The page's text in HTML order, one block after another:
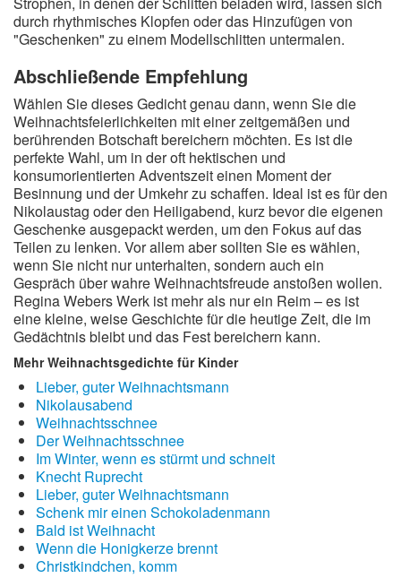
durch rhythmisches Klopfen oder das Hinzufügen von
"Geschenken" zu einem Modellschlitten untermalen.
Abschließende Empfehlung
Wählen Sie dieses Gedicht genau dann, wenn Sie die
Weihnachtsfeierlichkeiten mit einer zeitgemäßen und
berührenden Botschaft bereichern möchten. Es ist die
perfekte Wahl, um in der oft hektischen und
konsumorientierten Adventszeit einen Moment der
Besinnung und der Umkehr zu schaffen. Ideal ist es für den
Nikolaustag oder den Heiligabend, kurz bevor die eigenen
Geschenke ausgepackt werden, um den Fokus auf das
Teilen zu lenken. Vor allem aber sollten Sie es wählen,
wenn Sie nicht nur unterhalten, sondern auch ein
Gespräch über wahre Weihnachtsfreude anstoßen wollen.
Regina Webers Werk ist mehr als nur ein Reim – es ist
eine kleine, weise Geschichte für die heutige Zeit, die im
Gedächtnis bleibt und das Fest bereichern kann.
Mehr Weihnachtsgedichte für Kinder
Lieber, guter Weihnachtsmann
Nikolausabend
Weihnachtsschnee
Der Weihnachtsschnee
Im Winter, wenn es stürmt und schneit
Knecht Ruprecht
Lieber, guter Weihnachtsmann
Schenk mir einen Schokoladenmann
Bald ist Weihnacht
Wenn die Honigkerze brennt
Christkindchen, komm